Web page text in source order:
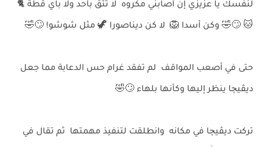
لنفسك يا عزيزي إن أصابني مكروه لا تثق بأحد ولا باي قطة 🐈
🐱 🙄🤣 وكن أسدا 🦁 لا كن ديناصورا 🦖 مثل شوشو! 🙄🤣
حتى في أصعب المواقف لم تفقد غرام حس الدعابة مما جعل
ديڤيچا ينظر إليها وكأنها بلهاء 🙄🤣
تركت ديڤيچا في مكانه وانطلقت لتنفيذ مهمتها ثم تقال في